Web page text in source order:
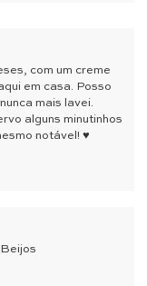
com um creme
em casa. Posso
mais lavei.
alguns minutinhos
notável! ♥